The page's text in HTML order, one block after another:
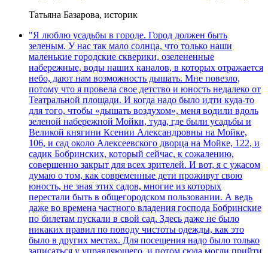
Татьяна Базарова, историк
"Я люблю усадьбы в городе. Город должен быть
зеленым. У нас так мало солнца, что только наши
маленькие городские скверики, озелененные
набережные, воды наших каналов, в которых отражается
небо, дают нам возможность дышать. Мне повезло,
потому что я провела свое детство и юность недалеко от
Театральной площади. И когда надо было идти куда-то
для того, чтобы «дышать воздухом», меня водили вдоль
зеленой набережной Мойки, туда, где были усадьбы и
Великой княгини Ксении Александровны на Мойке,
106, и сад около Алексеевского дворца на Мойке, 122, и
садик Бобринских, который сейчас, к сожалению,
совершенно закрыт для всех зрителей. И вот, я с ужасом
думаю о том, как современные дети проживут свою
юность, не зная этих садов, многие из которых
перестали быть в общегородском пользовании. А ведь
даже во времена частного владения господа Бобринские
по билетам пускали в свой сад. Здесь даже не было
никаких правил по поводу чистоты одежды, как это
было в других местах. Для посещения надо было только
записаться у управляющего, и потом сюда могли прийти